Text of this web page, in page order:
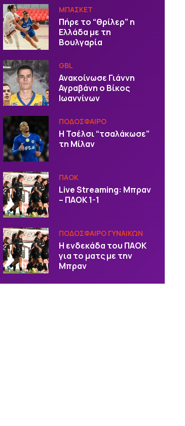
ΜΠΑΣΚΕΤ
Πήρε το “θρίλερ” η
Ελλάδα με τη
Βουλγαρία
GBL
Ανακοίνωσε Γιάννη
Αγραβάνη ο Βίκος
Ιωαννίνων
ΠΟΔΟΣΦΑΙΡΟ
Η Τσέλσι “τσαλάκωσε”
τη Μίλαν
ΠΑΟΚ
Live Streaming: Μπραν
– ΠΑΟΚ 1-1
ΠΟΔΟΣΦΑΙΡΟ ΓΥΝΑΙΚΩΝ
Η ενδεκάδα του ΠΑΟΚ
για το ματς με την
Μπραν